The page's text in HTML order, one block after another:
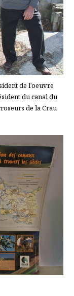
de l’oeuvre
du canal du
de la Crau